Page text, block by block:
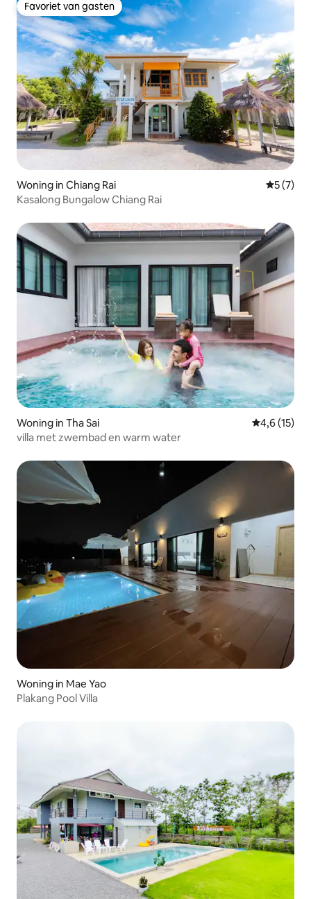
Favoriet van gasten
Favoriet van gasten
Woning in Chiang Rai
5 (7)
Kasalong Bungalow Chiang Rai
Woning in Tha Sai
4,6 (15)
villa met zwembad en warm water
Woning in Mae Yao
Plakang Pool Villa